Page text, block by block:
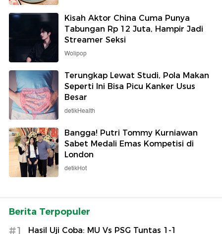
Kisah Aktor China Cuma Punya
Tabungan Rp 12 Juta, Hampir Jadi
Streamer Seksi
Wolipop
Terungkap Lewat Studi, Pola Makan
Seperti Ini Bisa Picu Kanker Usus
Besar
detikHealth
Bangga! Putri Tommy Kurniawan
Sabet Medali Emas Kompetisi di
London
detikHot
Berita Terpopuler
#1 Hasil Uji Coba: MU Vs PSG Tuntas 1-1